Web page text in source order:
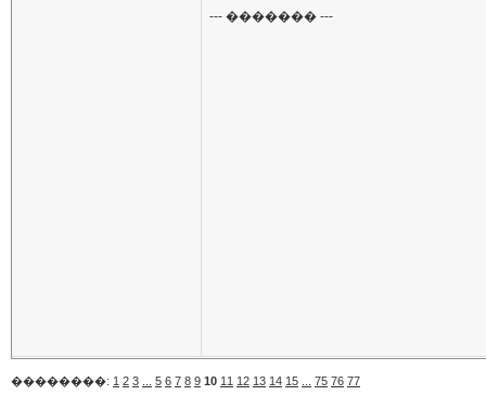
--- ������� ---
��������: 1 2 3 5 6 7 8 9 10 11 12 13 14 15 75 76 77